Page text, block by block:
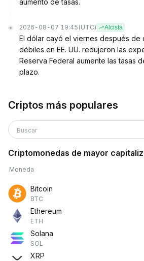
aumento de tasas.
2026-08-07 19:45 (UTC) Alcista
El dólar cayó el viernes después de
débiles en EE. UU. redujeron las
Reserva Federal aumente las tasas
plazo.
Criptos más populares
Buscar
Criptomonedas de mayor
Moneda
Bitcoin
BTC
Ethereum
ETH
Solana
SOL
XRP